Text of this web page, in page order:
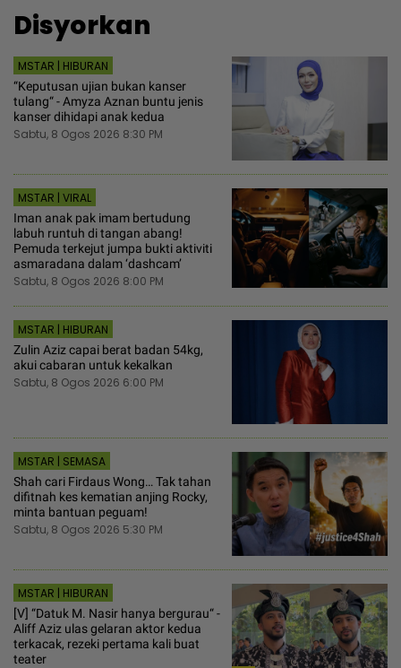
Disyorkan
MSTAR | HIBURAN
“Keputusan ujian bukan kanser
tulang“ - Amyza Aznan buntu jenis
kanser dihidapi anak kedua
Sabtu, 8 Ogos 2026 8:30 PM
MSTAR | VIRAL
Iman anak pak imam bertudung
labuh runtuh di tangan abang!
Pemuda terkejut jumpa bukti aktiviti
asmaradana dalam ‘dashcam’
Sabtu, 8 Ogos 2026 8:00 PM
MSTAR | HIBURAN
Zulin Aziz capai berat badan 54kg,
akui cabaran untuk kekalkan
Sabtu, 8 Ogos 2026 6:00 PM
MSTAR | SEMASA
Shah cari Firdaus Wong… Tak tahan
difitnah kes kematian anjing Rocky,
minta bantuan peguam!
Sabtu, 8 Ogos 2026 5:30 PM
MSTAR | HIBURAN
[V] “Datuk M. Nasir hanya bergurau“ -
Aliff Aziz ulas gelaran aktor kedua
terkacak, rezeki pertama kali buat
teater